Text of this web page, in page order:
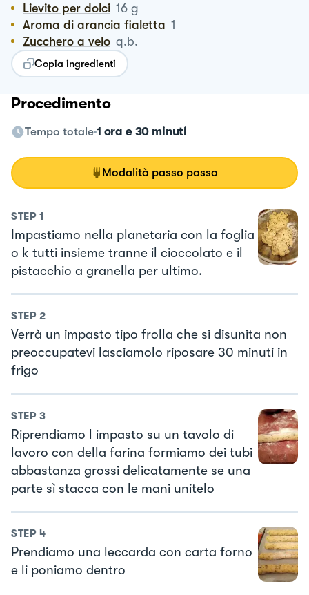
Lievito per dolci 16 g
Aroma di arancia fialetta 1
Zucchero a velo q.b.
Copia ingredienti
Procedimento
Tempo totale 1 ora e 30 minuti
Modalità passo passo
STEP 1
Impastiamo nella planetaria con la foglia
o k tutti insieme tranne il cioccolato e il
pistacchio a granella per ultimo.
STEP 2
Verrà un impasto tipo frolla che si disunita non
preoccupatevi lasciamolo riposare 30 minuti in
frigo
STEP 3
Riprendiamo l impasto su un tavolo di
lavoro con della farina formiamo dei tubi
abbastanza grossi delicatamente se una
parte sì stacca con le mani unitelo
STEP 4
Prendiamo una leccarda con carta forno
e li poniamo dentro